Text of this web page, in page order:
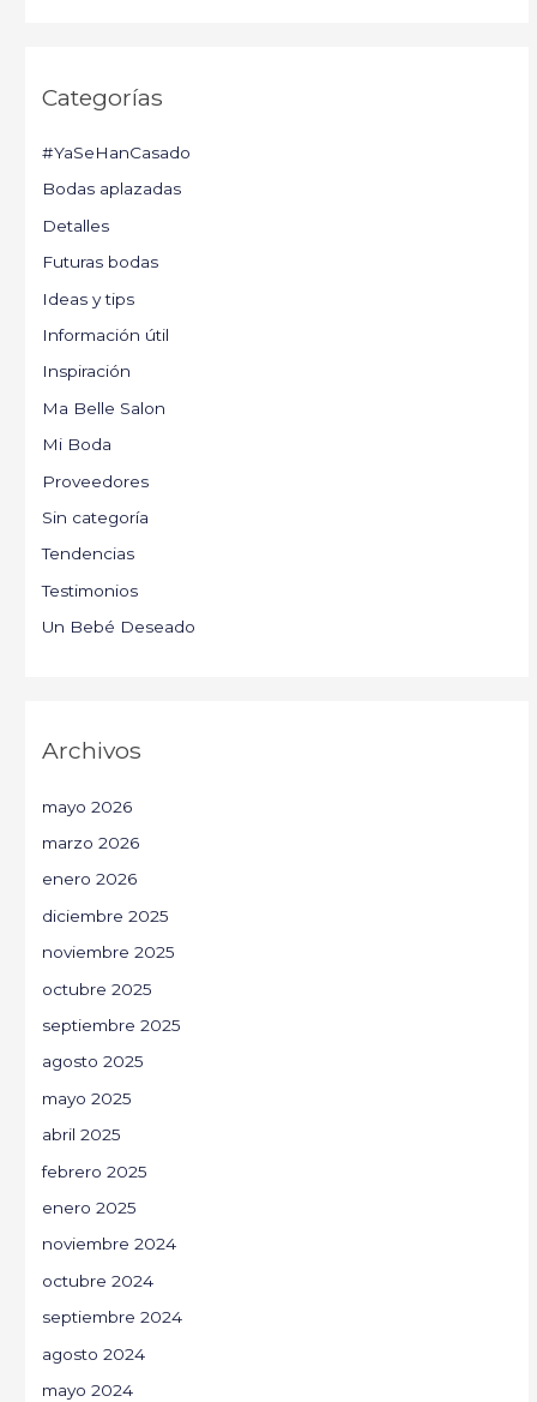
Categorías
#YaSeHanCasado
Bodas aplazadas
Detalles
Futuras bodas
Ideas y tips
Información útil
Inspiración
Ma Belle Salon
Mi Boda
Proveedores
Sin categoría
Tendencias
Testimonios
Un Bebé Deseado
Archivos
mayo 2026
marzo 2026
enero 2026
diciembre 2025
noviembre 2025
octubre 2025
septiembre 2025
agosto 2025
mayo 2025
abril 2025
febrero 2025
enero 2025
noviembre 2024
octubre 2024
septiembre 2024
agosto 2024
mayo 2024